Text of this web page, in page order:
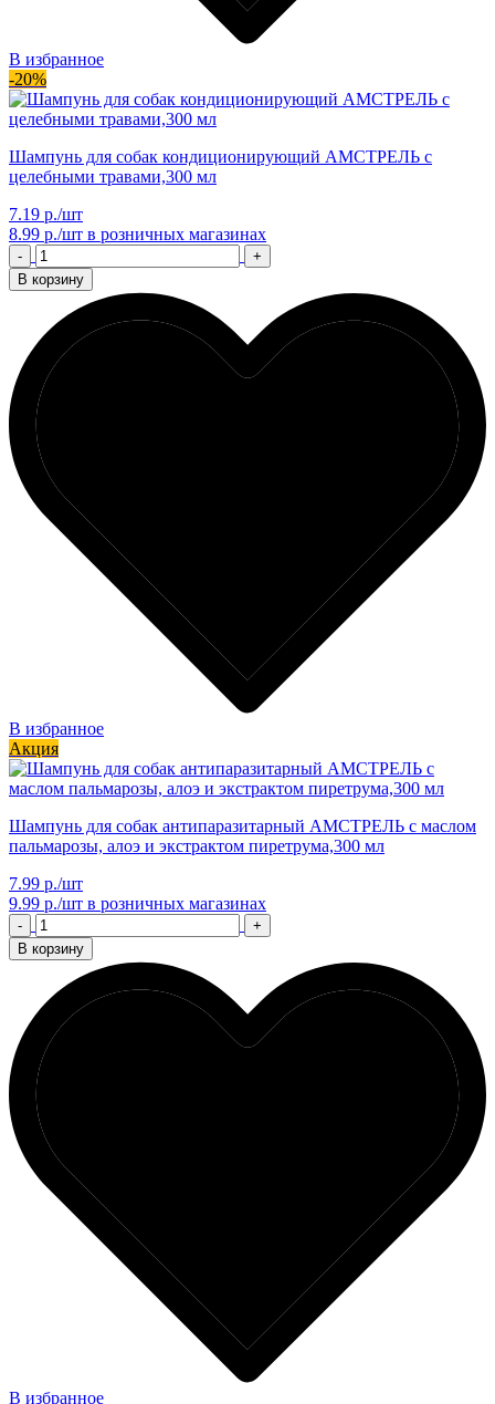
В избранное
-20%
Шампунь для собак кондиционирующий АМСТРЕЛЬ с
целебными травами,300 мл
7.19 р./шт
8.99 р./шт в розничных магазинах
-
+
В корзину
В избранное
Акция
Шампунь для собак антипаразитарный АМСТРЕЛЬ с маслом
пальмарозы, алоэ и экстрактом пиретрума,300 мл
7.99 р./шт
9.99 р./шт в розничных магазинах
-
+
В корзину
В избранное